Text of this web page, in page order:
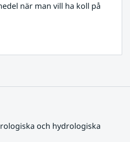
när man vill ha koll på
och hydrologiska